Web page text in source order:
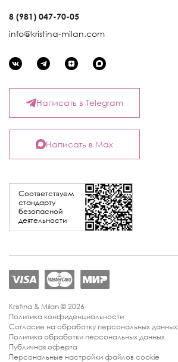
8 (981) 047-70-05
info@kristina-milan.com
Соответствуем
стандарту
безопасной
деятельности
Написать в Telegram
Написать в Max
Kristina & Milan © 2026
Политика конфиденциальности
Согласие на обработку персональных данных
Политика обработки персональных данных
Публичная оферта
Персональные настройки файлов cookie